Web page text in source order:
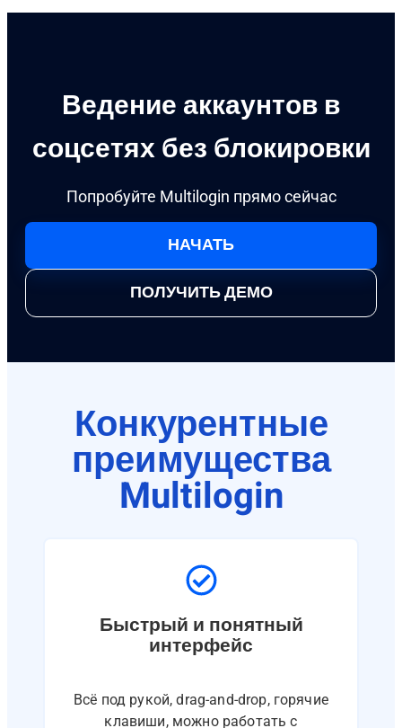
Ведение аккаунтов в
соцсетях без блокировки
Попробуйте Multilogin прямо сейчас
НАЧАТЬ
ПОЛУЧИТЬ ДЕМО
Конкурентные
преимущества
Multilogin​
Быстрый и понятный
интерфейс
Всё под рукой, drag-and-drop, горячие
клавиши, можно работать с